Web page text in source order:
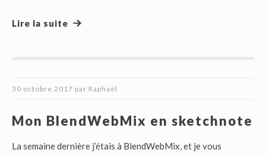
Lire la suite
30 octobre 2017 par Raphaël
Mon BlendWebMix en sketchnote
La semaine dernière j’étais à BlendWebMix, et je vous